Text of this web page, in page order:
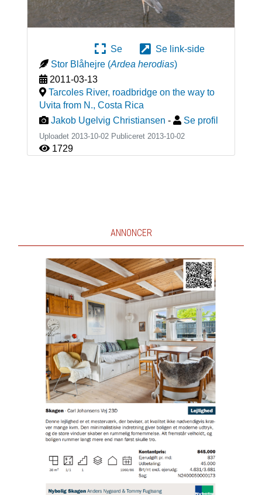
Se
Se link-side
Stor Blåhejre (Ardea herodias)
2011-03-13
Tarcoles River, roadbridge on the way to
Uvita from N., Costa Rica
Jakob Ugelvig Christiansen - Se profil
Uploadet 2013-10-02 Publiceret 2013-10-02
1729
ANNONCER